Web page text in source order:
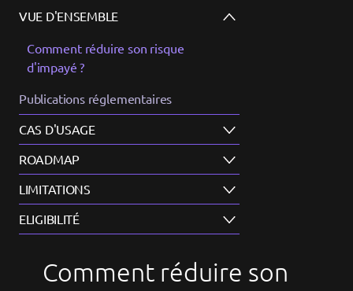
VUE D'ENSEMBLE
Comment réduire son risque
d'impayé ?
Publications réglementaires
CAS D'USAGE
ROADMAP
LIMITATIONS
ELIGIBILITÉ
Comment réduire son